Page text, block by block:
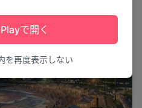
で開く
を再度表示しない